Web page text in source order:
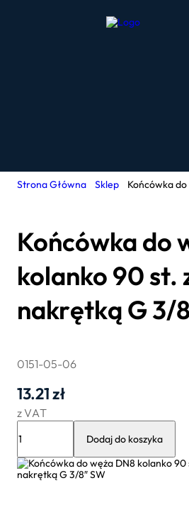
Strona Główna Sklep Końcówka
Końcówka do
kolanko 90 st.
nakrętką G 3/
0151-05-06
13.21zł
z VAT
Końcówka
węża
DN8
kolanko
Dodaj do koszyka